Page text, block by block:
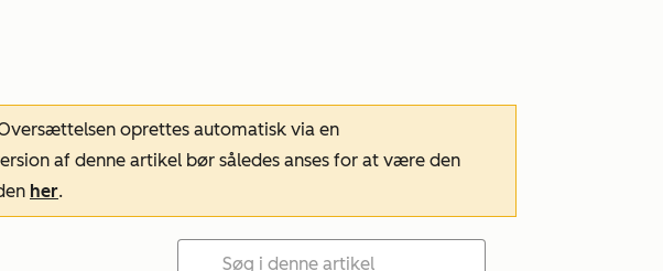
oprettes automatisk via en
af denne artikel bør således anses for at være den
her.